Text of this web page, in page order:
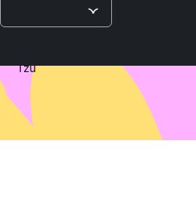
Tzu